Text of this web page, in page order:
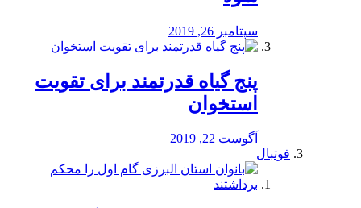
سپتامبر 26, 2019
پنج گیاه قدرتمند برای تقویت
استخوان
آگوست 22, 2019
فوتبال